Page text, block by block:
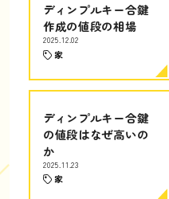
ディンプルキー合鍵
作成の値段の相場
2025.12.02
家
ディンプルキー合鍵
の値段はなぜ高いの
か
2025.11.23
家